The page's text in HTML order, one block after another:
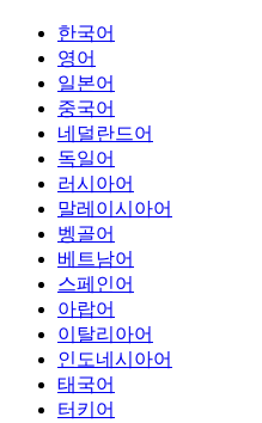
한국어
영어
일본어
중국어
네덜란드어
독일어
러시아어
말레이시아어
벵골어
베트남어
스페인어
아랍어
이탈리아어
인도네시아어
태국어
터키어